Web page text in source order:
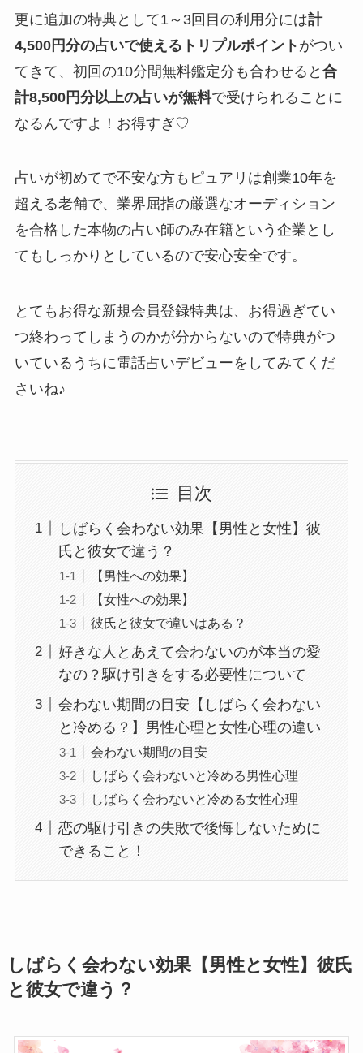
更に追加の特典として1～3回目の利用分には計
4,500円分の占いで使えるトリプルポイント がつい
てきて、初回の10分間無料鑑定分も合わせると 合
計8,500円分以上の占いが無料で受けられることに
なるんですよ！お得すぎ♡
占いが初めてで不安な方もピュアリは創業10年を
超える老舗で、業界屈指の厳選なオーディション
を合格した本物の占い師のみ在籍という企業とし
てもしっかりとしているので安心安全です。
とてもお得な新規会員登録特典は、お得過ぎてい
つ終わってしまうのかが分からないので特典がつ
いているうちに電話占いデビューをしてみてくだ
さいね♪
目次
しばらく会わない効果【男性と女性】彼
氏と彼女で違う？
【男性への効果】
【女性への効果】
彼氏と彼女で違いはある？
好きな人とあえて会わないのが本当の愛
なの？駆け引きをする必要性について
会わない期間の目安【しばらく会わない
と冷める？】男性心理と女性心理の違い
会わない期間の目安
しばらく会わないと冷める男性心理
しばらく会わないと冷める女性心理
恋の駆け引きの失敗で後悔しないために
できること！
しばらく会わない効果【男性と女性】彼氏
と彼女で違う？